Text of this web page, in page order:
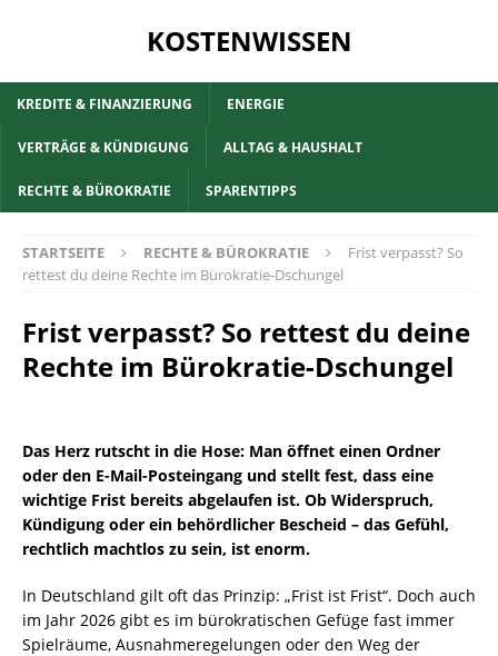
KOSTENWISSEN
KREDITE & FINANZIERUNG ENERGIE
VERTRÄGE & KÜNDIGUNG ALLTAG & HAUSHALT
RECHTE & BÜROKRATIE SPARENTIPPS
STARTSEITE RECHTE & BÜROKRATIE
Frist verpasst? So
rettest du deine Rechte im Bürokratie-Dschungel
Frist verpasst? So rettest du deine
Rechte im Bürokratie-Dschungel
Das Herz rutscht in die Hose: Man öffnet einen Ordner
oder den E-Mail-Posteingang und stellt fest, dass eine
wichtige Frist bereits abgelaufen ist. Ob Widerspruch,
Kündigung oder ein behördlicher Bescheid – das Gefühl,
rechtlich machtlos zu sein, ist enorm.
In Deutschland gilt oft das Prinzip: „Frist ist Frist“. Doch auch
im Jahr 2026 gibt es im bürokratischen Gefüge fast immer
Spielräume, Ausnahmeregelungen oder den Weg der